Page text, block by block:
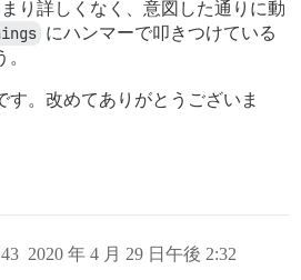
り詳しくなく、意図した通りに動
にハンマーで叩きつけている
す。改めてありがとうございま
2020 年 4 月 29 日午後 2:32
43